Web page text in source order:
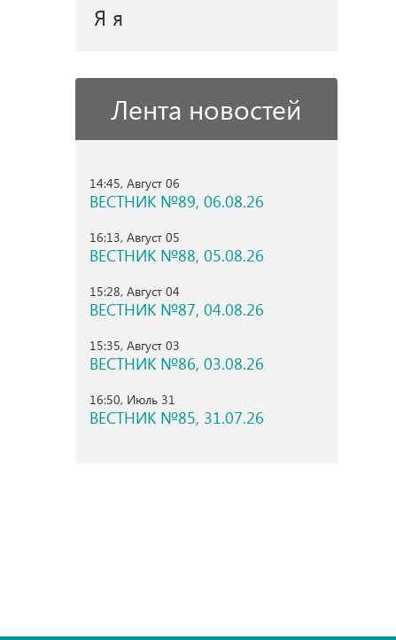
Я я
Лента новостей
14:45, Август 06
ВЕСТНИК №89, 06.08.26
16:13, Август 05
ВЕСТНИК №88, 05.08.26
15:28, Август 04
ВЕСТНИК №87, 04.08.26
15:35, Август 03
ВЕСТНИК №86, 03.08.26
16:50, Июль 31
ВЕСТНИК №85, 31.07.26